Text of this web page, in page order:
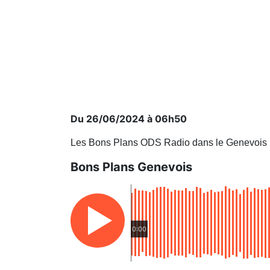
Du 26/06/2024 à 06h50
Les Bons Plans ODS Radio dans le Genevois
Bons Plans Genevois
0:00